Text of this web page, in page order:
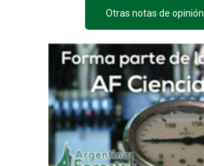
Otras notas de opinión